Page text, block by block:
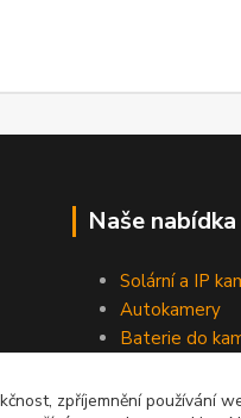
Naše nabídka
Solární a IP
Autokamery
Baterie do
Napájecí
zpříjemnění používání